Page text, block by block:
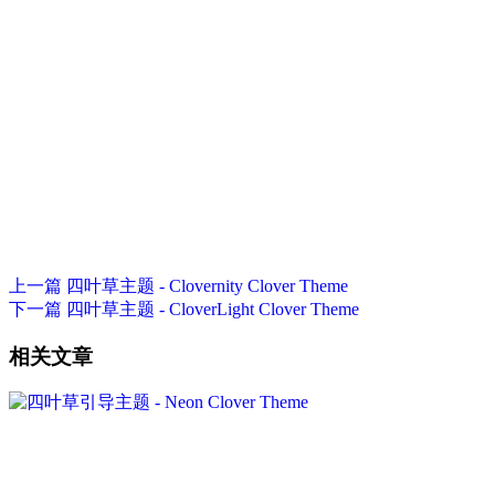
上一篇 四叶草主题 - Clovernity Clover Theme
下一篇 四叶草主题 - CloverLight Clover Theme
相关文章